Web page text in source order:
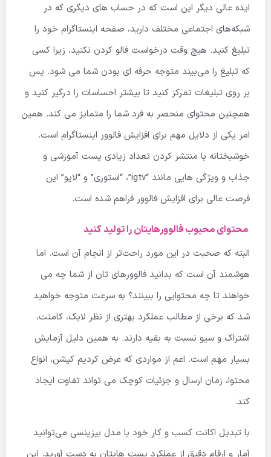
ایده عالی دیگر این است که در حساب های دیگری که در
شبکه‌های اجتماعی مختلف دارید، صفحه اینستاگرام خود را
تبلیغ کنید. هیچ وقت درخواست فالو کردن نکنید، زیرا کسی
که تبلیغ را می‌بیند متوجه حرفه ای بودن شما می شود. پس
بر روی تبلیغات تمرکز کنید تا بیشتر احساسات را درگیر کنید و
همچنین محتوای منحصر به فرد شما را متمایز می کند. همین
امر یکی از دلایل مهم برای افزایش فالوور اینستاگرام است.
خوشبختانه با منتشر کردن تعداد زیادی پست آموزشی و
جذاب و ویژگی هایی مانند “igtv”، “استوری” و “لایو” این
فرصت عالی برای افزایش فالوور فراهم شده است.
محتوای محبوب فالوورهایتان را تولید کنید
البته که صحبت در این مورد راحت‌تر از انجام آن است. اما
هوشمند آن است که بدانید فالوورهای تان از شما چه می
خواهند تا چه محتوایی را ببینند؟ به سرعت متوجه خواهید
شد که برخی از مطالب عملکرد بهتری از نظر لایک، کامنت،
اشتراک و سیو نسبت به بقیه دارند. به همین دلیل آزمایش
بسیار مهم است. اعم از مواردی که عرض کردیم کپشن، انواع
محتوا، زمان ارسال و جزئیات کوچک می تواند تفاوت ایجاد
کند.
با تبدیل اکانت کسب و کار خود با مدل بیزینسی می‌توانید
آمار و ارقام دقیق از عملکرد پست هایتان به دست آورید. این